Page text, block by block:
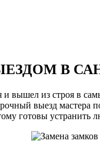
В
и вышел из строя в
выезд мастера
готовы